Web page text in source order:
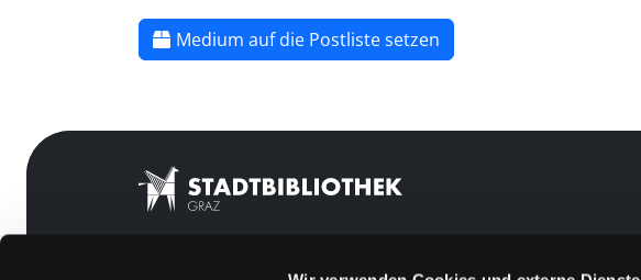
Medium auf die Postliste setzen